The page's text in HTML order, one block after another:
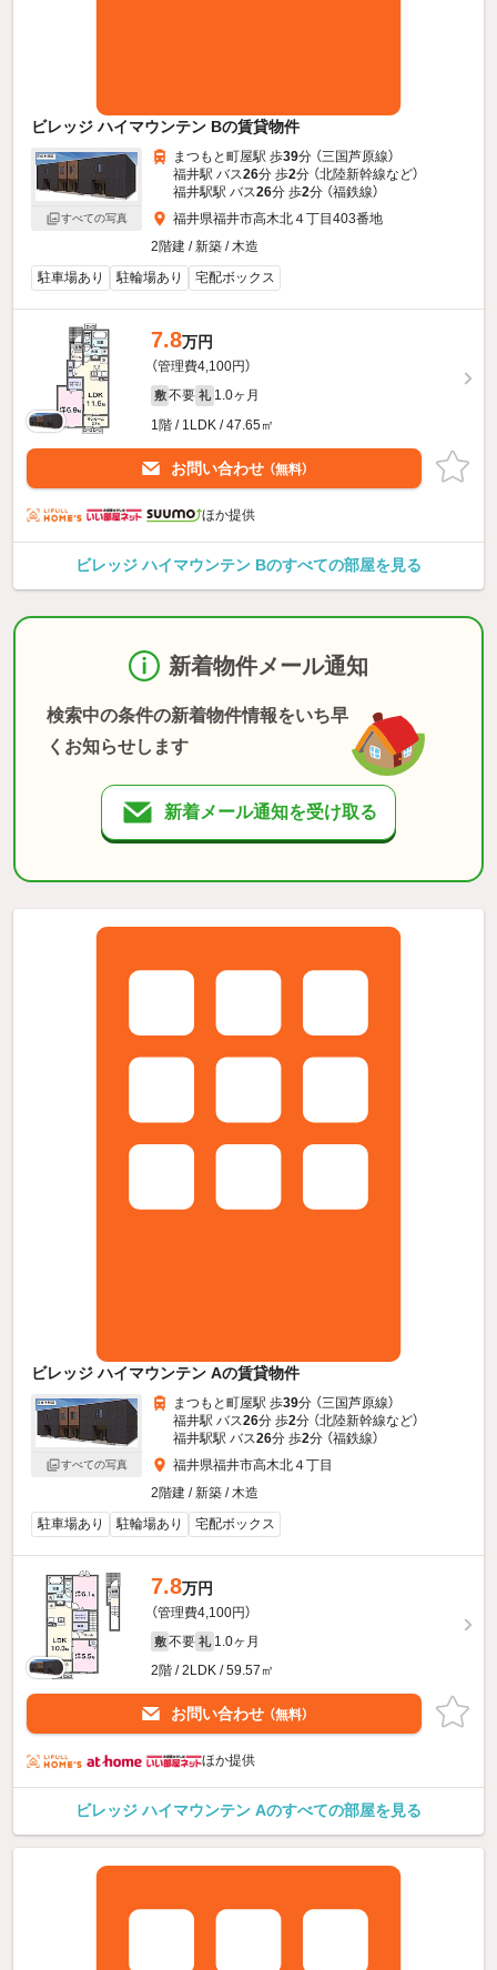
ビレッジ ハイマウンテン Bの賃貸物件
すべての写真
まつもと町屋駅 歩39分 （三国芦原線）
福井駅 バス26分 歩2分 （北陸新幹線など）
福井駅駅 バス26分 歩2分 （福鉄線）
福井県福井市高木北４丁目403番地
2階建 / 新築 / 木造
駐車場あり
駐輪場あり 宅配ボックス
7.8万円
（管理費4,100円）
敷 不要 礼 1.0ヶ月
1階 / 1LDK / 47.65㎡
お問い合わせ （無料）
ほか提供
ビレッジ ハイマウンテン Bのすべての部屋を見る
新着物件メール通知
検索中の条件の新着物件情報をいち早
くお知らせします
新着メール通知を受け取る
ビレッジ ハイマウンテン Aの賃貸物件
すべての写真
まつもと町屋駅 歩39分 （三国芦原線）
福井駅 バス26分 歩2分 （北陸新幹線など）
福井駅駅 バス26分 歩2分 （福鉄線）
福井県福井市高木北４丁目
2階建 / 新築 / 木造
駐車場あり
駐輪場あり 宅配ボックス
7.8万円
（管理費4,100円）
敷 不要 礼 1.0ヶ月
2階 / 2LDK / 59.57㎡
お問い合わせ （無料）
ほか提供
ビレッジ ハイマウンテン Aのすべての部屋を見る